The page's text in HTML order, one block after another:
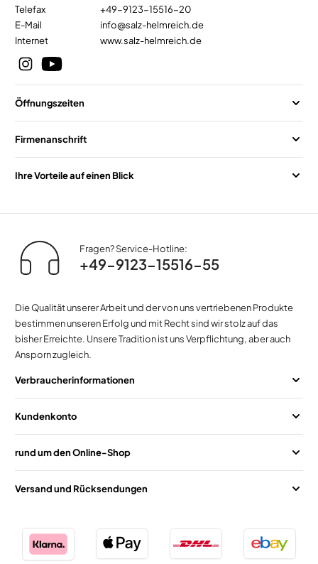
Telefax
+49-9123-15516-20
E-Mail
info@salz-helmreich.de
Internet
www.salz-helmreich.de
Öffnungszeiten
Firmenanschrift
Ihre Vorteile auf einen Blick
Fragen? Service-Hotline:
+49-9123-15516-55
Die Qualität unserer Arbeit und der von uns vertriebenen Produkte
bestimmen unseren Erfolg und mit Recht sind wir stolz auf das
bisher Erreichte. Unsere Tradition ist uns Verpflichtung, aber auch
Ansporn zugleich.
Verbraucherinformationen
Kundenkonto
rund um den Online-Shop
Versand und Rücksendungen